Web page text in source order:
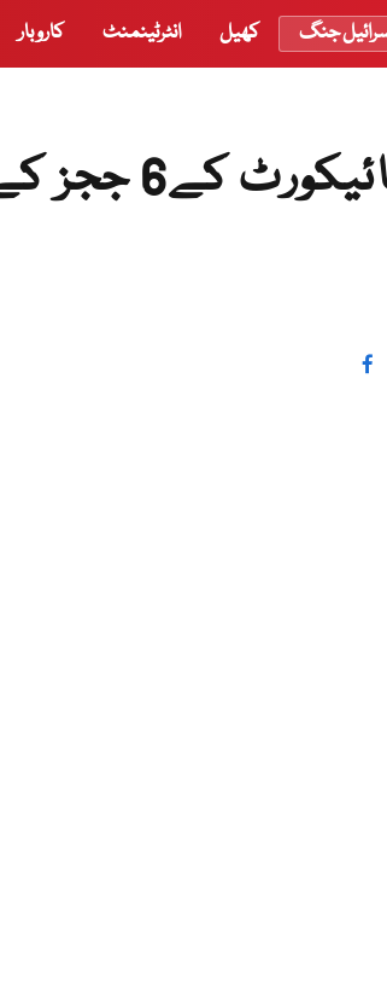
جنگ کھیل انٹرٹینمنٹ کاروبار
صدرمملکت کے احکامات:سندھ ہائیکورٹ